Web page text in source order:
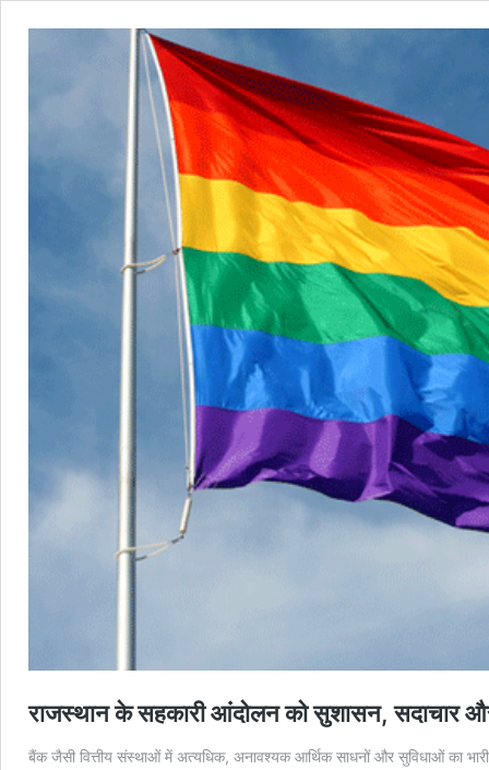
राजस्थान के सहकारी आंदोलन को सुशासन, सदाचार और
बैंक जैसी वित्तीय संस्थाओं में अत्यधिक, अनावश्यक आर्थिक साधनों और सुविधाओं का